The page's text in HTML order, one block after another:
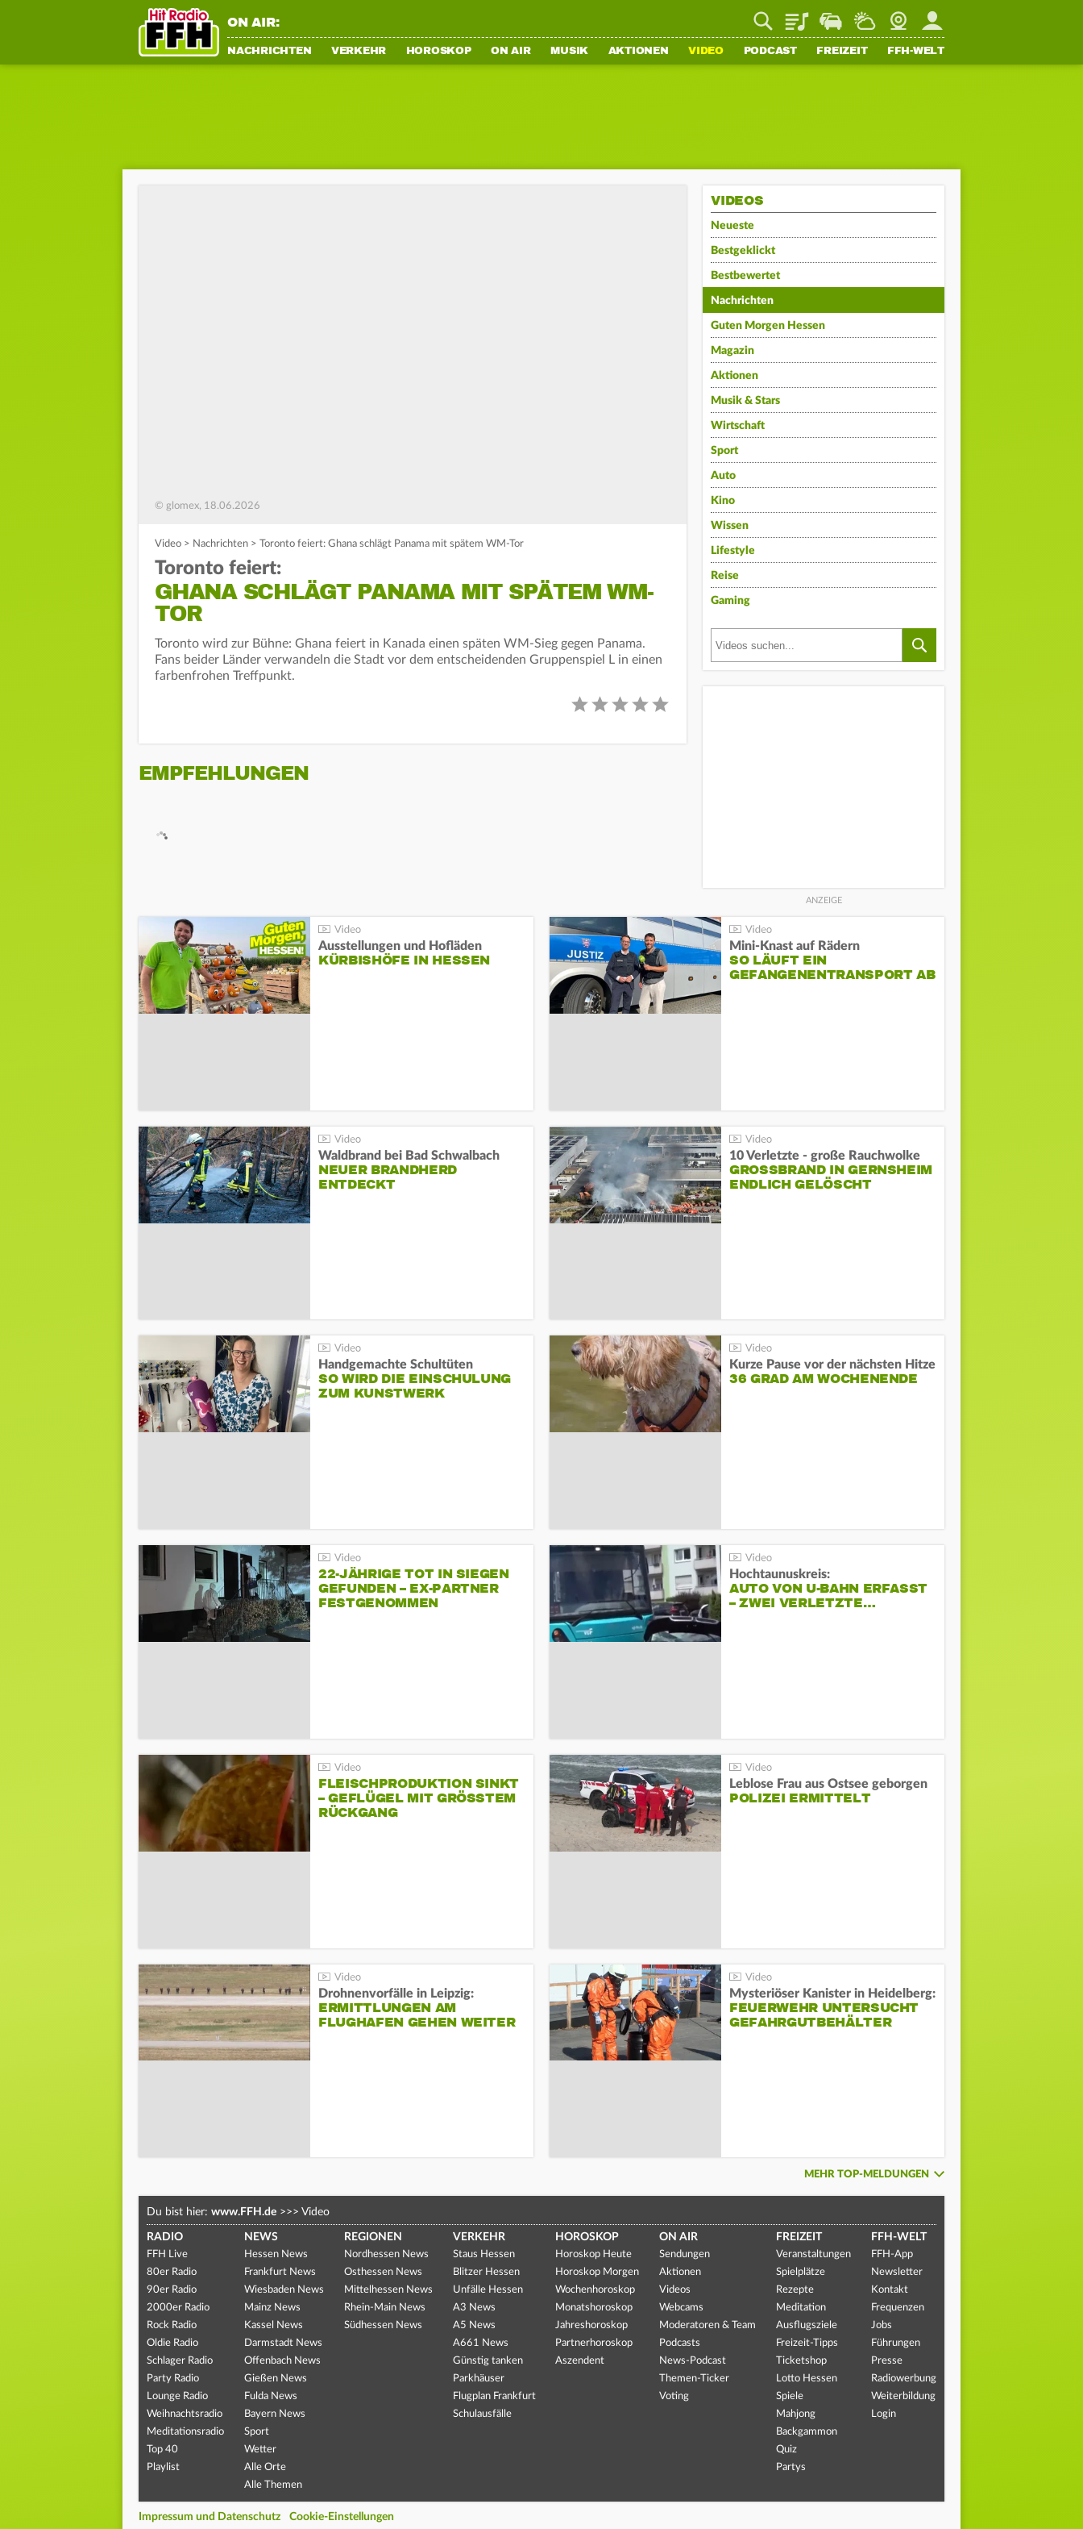
ON AIR: PlaylistStaupilotWetterWebcamMein FFH
NACHRICHTEN VERKEHR HOROSKOP ON AIR MUSIK AKTIONEN VIDEO PODCAST FREIZEIT FFH-WELT
© glomex, 18.06.2026
Video > Nachrichten > Toronto feiert: Ghana schlägt Panama mit spätem WM-Tor
Toronto feiert:
GHANA SCHLÄGT PANAMA MIT SPÄTEM WM-
TOR
Toronto wird zur Bühne: Ghana feiert in Kanada einen späten WM-Sieg gegen Panama.
Fans beider Länder verwandeln die Stadt vor dem entscheidenden Gruppenspiel L in einen
farbenfrohen Treffpunkt.
EMPFEHLUNGEN
VIDEOS
Neueste
Bestgeklickt
Bestbewertet
Nachrichten
Guten Morgen Hessen
Magazin
Aktionen
Musik & Stars
Wirtschaft
Sport
Auto
Kino
Wissen
Lifestyle
Reise
Gaming
Ausstellungen und Hofläden
KÜRBISHÖFE IN HESSEN
Mini-Knast auf Rädern
SO LÄUFT EIN
GEFANGENENTRANSPORT AB
Waldbrand bei Bad Schwalbach
NEUER BRANDHERD
ENTDECKT
10 Verletzte - große Rauchwolke
GROSSBRAND IN GERNSHEIM E
NDLICH GELÖSCHT
Handgemachte Schultüten
SO WIRD DIE EINSCHULUNG
ZUM KUNSTWERK
Kurze Pause vor der nächsten Hitze
36 GRAD AM WOCHENENDE
22-JÄHRIGE TOT IN SIEGEN
GEFUNDEN – EX-PARTNER
FESTGENOMMEN
Hochtaunuskreis:
AUTO VON U-BAHN ERFASST
– ZWEI VERLETZTE…
FLEISCHPRODUKTION SINKT
– GEFLÜGEL MIT GRÖSSTEM R
ÜCKGANG
Leblose Frau aus Ostsee geborgen
POLIZEI ERMITTELT
Drohnenvorfälle in Leipzig:
ERMITTLUNGEN AM
FLUGHAFEN GEHEN WEITER
Mysteriöser Kanister in Heidelberg:
FEUERWEHR UNTERSUCHT
GEFAHRGUTBEHÄLTER
MEHR TOP-MELDUNGEN
Du bist hier: www.FFH.de >>> Video
RADIO
FFH Live
80er Radio
90er Radio
2000er Radio
Rock Radio
Oldie Radio
Schlager Radio
Party Radio
Lounge Radio
Weihnachtsradio
Meditationsradio
Top 40
Playlist
NEWS
Hessen News
Frankfurt News
Wiesbaden News
Mainz News
Kassel News
Darmstadt News
Offenbach News
Gießen News
Fulda News
Bayern News
Sport
Wetter
Alle Orte
Alle Themen
REGIONEN
Nordhessen News
Osthessen News
Mittelhessen News
Rhein-Main News
Südhessen News
VERKEHR
Staus Hessen
Blitzer Hessen
Unfälle Hessen
A3 News
A5 News
A661 News
Günstig tanken
Parkhäuser
Flugplan Frankfurt
Schulausfälle
HOROSKOP
Horoskop Heute
Horoskop Morgen
Wochenhoroskop
Monatshoroskop
Jahreshoroskop
Partnerhoroskop
Aszendent
ON AIR
Sendungen
Aktionen
Videos
Webcams
Moderatoren & Team
Podcasts
News-Podcast
Themen-Ticker
Voting
FREIZEIT
Veranstaltungen
Spielplätze
Rezepte
Meditation
Ausflugsziele
Freizeit-Tipps
Ticketshop
Lotto Hessen
Spiele
Mahjong
Backgammon
Quiz
Partys
FFH-WELT
FFH-App
Newsletter
Kontakt
Frequenzen
Jobs
Führungen
Presse
Radiowerbung
Weiterbildung
Login
Impressum und Datenschutz Cookie-Einstellungen